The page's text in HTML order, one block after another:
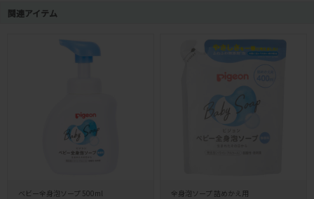
関連アイテム
ベビー全身泡ソープ 500ml 全身泡ソープ 詰めかえ用